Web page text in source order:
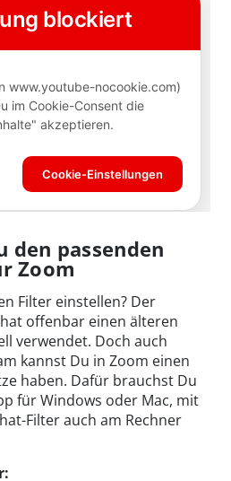
den passenden
Zoom
Filter einstellen? Der
offenbar einen älteren
verwendet. Doch auch
kannst Du in Zoom einen
haben. Dafür brauchst Du
für Windows oder Mac, mit
Filter auch am Rechner